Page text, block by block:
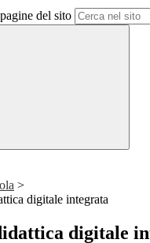
del sito
>
digitale integrata
digitale